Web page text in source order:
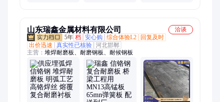
山东瑞鑫金属材料有限公司
洽谈
5年 档 安心购 综合体验L2
回复及时
出价迅速
真实性已核验 河北邯郸
主营： 堆焊耐磨板、耐磨钢板、耐候钢板